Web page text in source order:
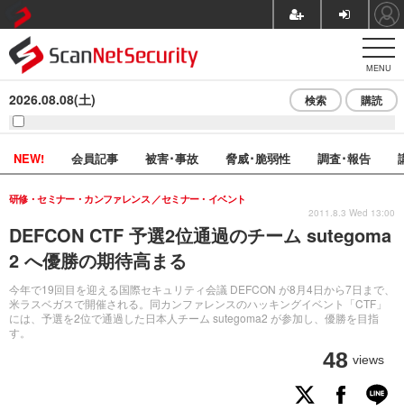
MENU
2026.08.08(土) 検索 購読
NEW! 会員記事 被害･事故 脅威･脆弱性 調査･報告
DEFCON CTF 予選2位通過のチーム sutegoma
2 へ優勝の期待高まる
今年で19回目を迎える国際セキュリティ会議 DEFCON が8月4日から7日まで、
米ラスベガスで開催される。同カンファレンスのハッキングイベント「CTF」
には、予選を2位で通過した日本人チーム sutegoma2 が参加し、優勝を目指
す。
研修・セミナー・カンファレンス セミナー・イベント
48 views
2011.8.3 Wed 13:00